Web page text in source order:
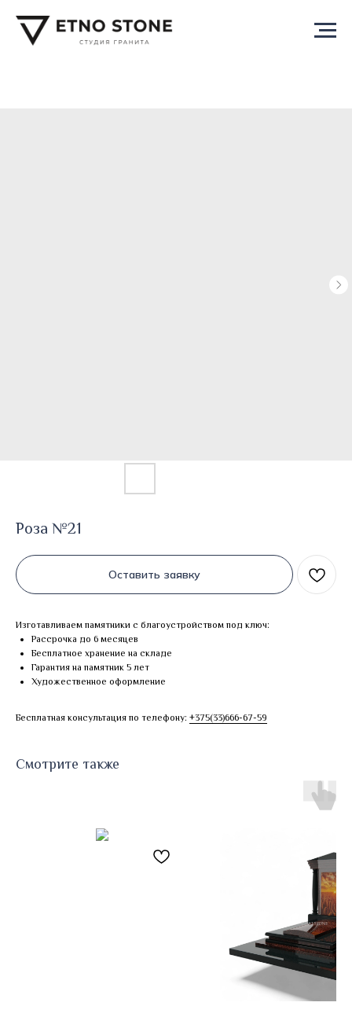
Роза №21
Оставить заявку
Изготавливаем памятники с благоустройством под ключ:
Рассрочка до 6 месяцев
Бесплатное хранение на складе
Гарантия на памятник 5 лет
Художественное оформление
Бесплатная консультация по телефону: +375(33)666-67-59
Смотрите также